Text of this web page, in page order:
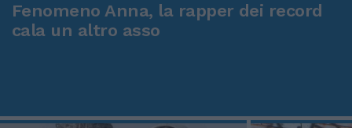
Fenomeno Anna, la rapper dei record
cala un altro asso